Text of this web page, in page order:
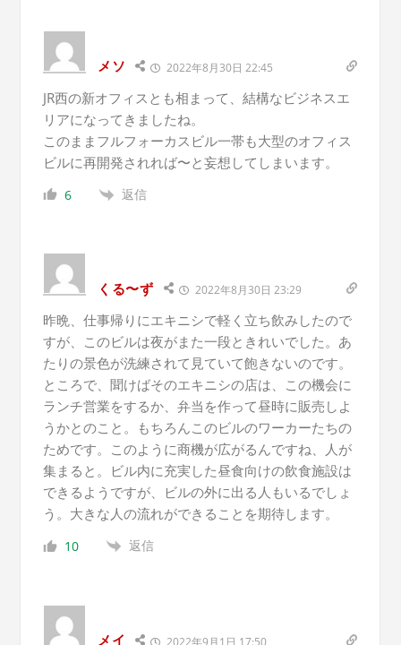
メソ 2022年8月30日 22:45
JR西の新オフィスとも相まって、結構なビジネスエ
リアになってきましたね。
このままフルフォーカスビル一帯も大型のオフィス
ビルに再開発されれば〜と妄想してしまいます。
6 返信
くる〜ず 2022年8月30日 23:29
昨晩、仕事帰りにエキニシで軽く立ち飲みしたので
すが、このビルは夜がまた一段ときれいでした。あ
たりの景色が洗練されて見ていて飽きないのです。
ところで、聞けばそのエキニシの店は、この機会に
ランチ営業をするか、弁当を作って昼時に販売しよ
うかとのこと。もちろんこのビルのワーカーたちの
ためです。このように商機が広がるんですね、人が
集まると。ビル内に充実した昼食向けの飲食施設は
できるようですが、ビルの外に出る人もいるでしょ
う。大きな人の流れができることを期待します。
10 返信
メイ 2022年9月1日 17:50